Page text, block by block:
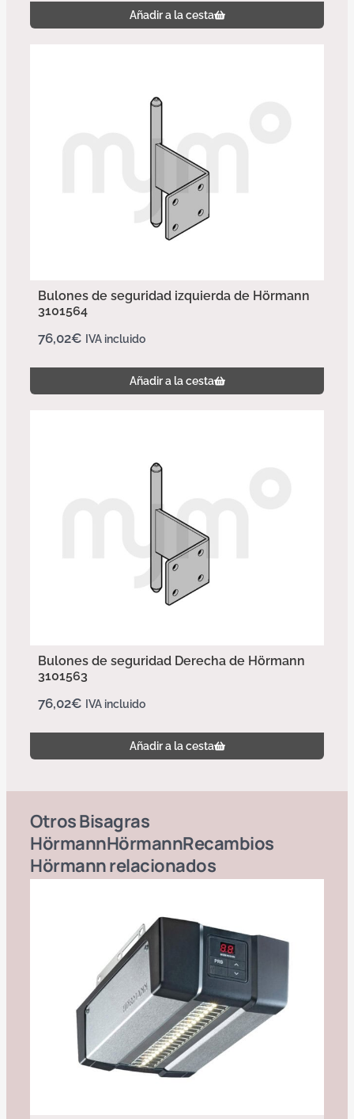
Añadir a la cesta
Bulones de seguridad izquierda de Hörmann
3101564
76,02€ IVA incluido
Añadir a la cesta
Bulones de seguridad Derecha de Hörmann
3101563
76,02€ IVA incluido
Añadir a la cesta
OtrosBisagras
HörmannHörmannRecambios
Hörmannrelacionados